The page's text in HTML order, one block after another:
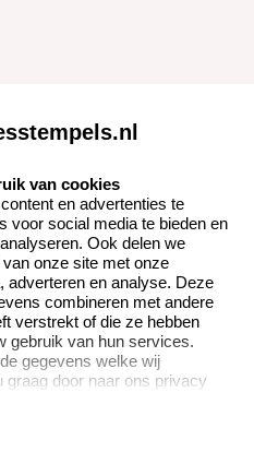
Klantenservice:
Veel gestelde vragen
Herroepingsrecht
Retourneren
van cookies
en advertenties te
voor social media te bieden en
Ook delen we
onze site met onze
adverteren en analyse. Deze
combineren met andere
verstrekt of die ze hebben
gebruik van hun services.
gegevens welke wij
door naar ons privacy